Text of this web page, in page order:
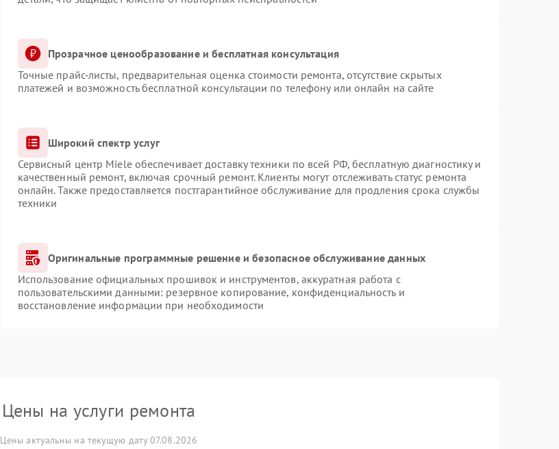
Прозрачное ценообразование и бесплатная консультация
Точные прайс-листы, предварительная оценка стоимости ремонта, отсутствие скрытых
платежей и возможность бесплатной консультации по телефону или онлайн на сайте
Широкий спектр услуг
Сервисный центр Miele обеспечивает доставку техники по всей РФ, бесплатную диагностику и
качественный ремонт, включая срочный ремонт. Клиенты могут отслеживать статус ремонта
онлайн. Также предоставляется постгарантийное обслуживание для продления срока службы
техники
Оригинальные программные решение и безопасное обслуживание данных
Использование официальных прошивок и инструментов, аккуратная работа с
пользовательскими данными: резервное копирование, конфиденциальность и
восстановление информации при необходимости
Цены на услуги ремонта
Цены актуальны на текущую дату 07.08.2026